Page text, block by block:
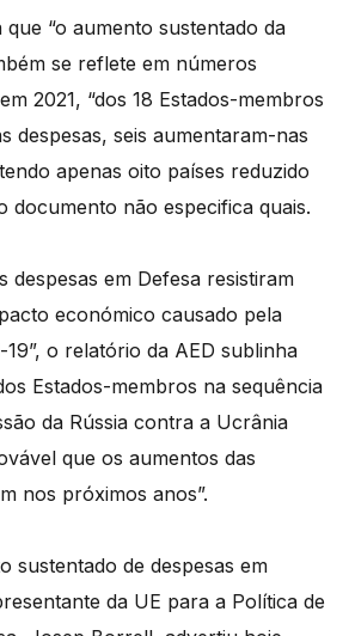
“o aumento sustentado da
se reflete em números
2021, “dos 18 Estados-membros
despesas, seis aumentaram-nas
apenas oito países reduzido
documento não especifica quais.
despesas em Defesa resistiram
económico causado pela
19”, o relatório da AED sublinha
Estados-membros na sequência
da Rússia contra a Ucrânia
que os aumentos das
nos próximos anos”.
sustentado de despesas em
da UE para a Política de